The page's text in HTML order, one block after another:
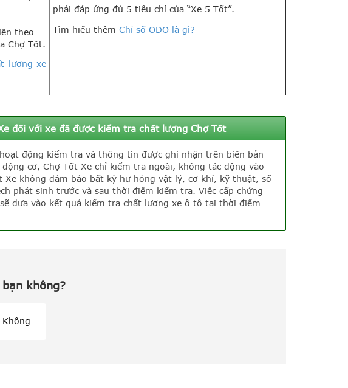
theo
Chợ Tốt.
lượng xe
phải đáp ứng đủ 5 tiêu chí của “Xe 5 Tốt”.
Tìm hiểu thêm Chỉ số ODO là gì?
đối với xe đã được kiểm tra chất lượng Chợ Tốt
động kiểm tra và thông tin được ghi nhận trên biên bản
cơ, Chợ Tốt Xe chỉ kiểm tra ngoài, không tác động vào
Xe không đảm bảo bất kỳ hư hỏng vật lý, cơ khí, kỹ thuật, số
phát sinh trước và sau thời điểm kiểm tra. Việc cấp chứng
sẽ dựa vào kết quả kiểm tra chất lượng xe ô tô tại thời điểm
không?
Không